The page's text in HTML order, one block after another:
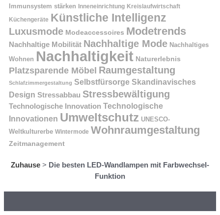
Immunsystem stärken Inneneinrichtung Kreislaufwirtschaft
Küchengeräte Künstliche Intelligenz
Luxusmode Modeaccessoires Modetrends
Nachhaltige Mobilität Nachhaltige Mode Nachhaltiges
Wohnen Nachhaltigkeit Naturerlebnis
Platzsparende Möbel Raumgestaltung
Schlafzimmergestaltung Selbstfürsorge Skandinavisches
Design Stressabbau Stressbewältigung
Technologische Innovation Technologische
Innovationen Umweltschutz UNESCO-
Weltkulturerbe Wintermode Wohnraumgestaltung
Zeitmanagement
Zuhause > Die besten LED-Wandlampen mit Farbwechsel-
Funktion